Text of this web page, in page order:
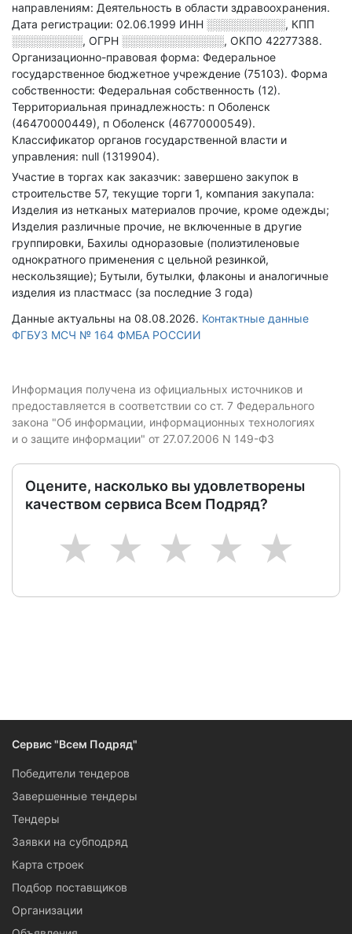
направлениям: Деятельность в области здравоохранения.
Дата регистрации: 02.06.1999 ИНН ░░░░░░░░░░, КПП
░░░░░░░░░, ОГРН ░░░░░░░░░░░░░, ОКПО 42277388.
Организационно-правовая форма: Федеральное
государственное бюджетное учреждение (75103). Форма
собственности: Федеральная собственность (12).
Территориальная принадлежность: п Оболенск
(46470000449), п Оболенск (46770000549).
Классификатор органов государственной власти и
управления: null (1319904).
Участие в торгах как заказчик: завершено закупок в
строительстве 57, текущие торги 1, компания закупала:
Изделия из нетканых материалов прочие, кроме одежды;
Изделия различные прочие, не включенные в другие
группировки, Бахилы одноразовые (полиэтиленовые
однократного применения с цельной резинкой,
нескользящие); Бутыли, бутылки, флаконы и аналогичные
изделия из пластмасс (за последние 3 года)
Данные актуальны на 08.08.2026. Контактные данные
ФГБУЗ МСЧ № 164 ФМБА РОССИИ
Информация получена из официальных источников и
предоставляется в соответствии со ст. 7 Федерального
закона "Об информации, информационных технологиях
и о защите информации" от 27.07.2006 N 149-ФЗ
Оцените, насколько вы удовлетворены
качеством сервиса Всем Подряд?
5
4
3
2
1
Сервис "Всем Подряд"
Победители тендеров
Завершенные тендеры
Тендеры
Заявки на субподряд
Карта строек
Подбор поставщиков
Организации